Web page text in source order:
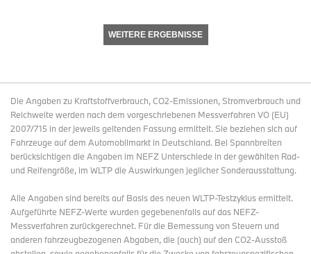
WEITERE ERGEBNISSE
Die Angaben zu Kraftstoffverbrauch, CO2-Emissionen, Stromverbrauch und
Reichweite werden nach dem vorgeschriebenen Messverfahren VO (EU)
2007/715 in der jeweils geltenden Fassung ermittelt. Sie beziehen sich auf
Fahrzeuge auf dem Automobilmarkt in Deutschland. Bei Spannbreiten
berücksichtigen die Angaben im NEFZ Unterschiede in der gewählten Rad-
und Reifengröße, im WLTP die Auswirkungen jeglicher Sonderausstattung.
Alle Angaben sind bereits auf Basis des neuen WLTP-Testzyklus ermittelt.
Aufgeführte NEFZ-Werte wurden gegebenenfalls auf das NEFZ-
Messverfahren zurückgerechnet. Für die Bemessung von Steuern und
anderen fahrzeugbezogenen Abgaben, die (auch) auf den CO2-Ausstoß